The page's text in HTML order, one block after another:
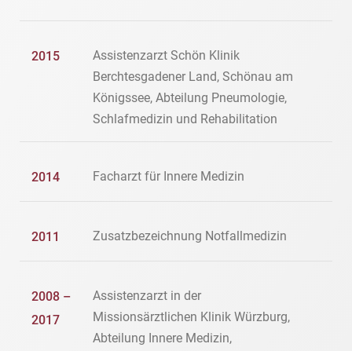
2015
Assistenzarzt Schön Klinik
Berchtesgadener Land, Schönau am
Königssee, Abteilung Pneumologie,
Schlafmedizin und Rehabilitation
2014 Facharzt für Innere Medizin
2011 Zusatzbezeichnung Notfallmedizin
2008 –
2017
Assistenzarzt in der
Missionsärztlichen Klinik Würzburg,
Abteilung Innere Medizin,